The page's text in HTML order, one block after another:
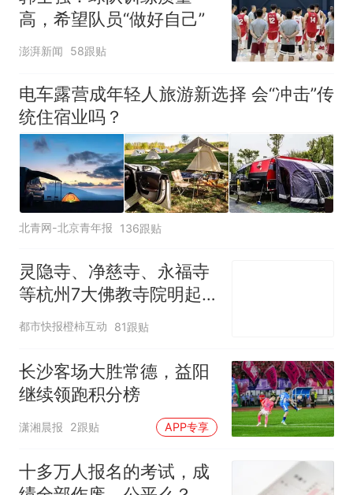
高，希望队员“做好自己”
澎湃新闻 58跟贴
电车露营成年轻人旅游新选择 会“冲击”传
统住宿业吗？
北青网-北京青年报 136跟贴
灵隐寺、净慈寺、永福寺
等杭州7大佛教寺院明起
临时关闭，别跑空了
都市快报橙柿互动 81跟贴
长沙客场大胜常德，益阳
继续领跑积分榜
潇湘晨报 2跟贴 APP专享
十多万人报名的考试，成